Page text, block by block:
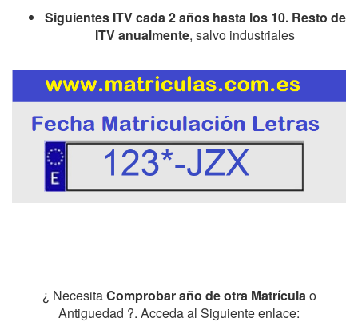
Siguientes ITV cada 2 años hasta los 10. Resto de
ITV anualmente, salvo industriales
¿ NecesitaComprobar año de otra Matrículao
Antiguedad ?. Acceda al Siguiente enlace: